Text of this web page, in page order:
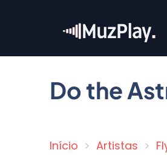
conteúdo
Do the
Trilha
Início Artistas